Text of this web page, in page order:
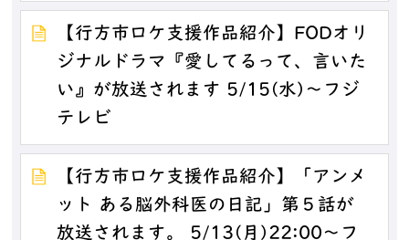
【行方市ロケ支援作品紹介】FODオリ
ジナルドラマ『愛してるって、言いた
い』が放送されます 5/15(水)～フジ
テレビ
【行方市ロケ支援作品紹介】「アンメ
ット ある脳外科医の日記」第５話が
放送されます。 5/13(月)22:00～フ